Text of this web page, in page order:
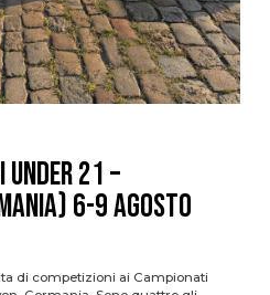
Under 21 –
6-9 agosto
di competizioni ai Campionati